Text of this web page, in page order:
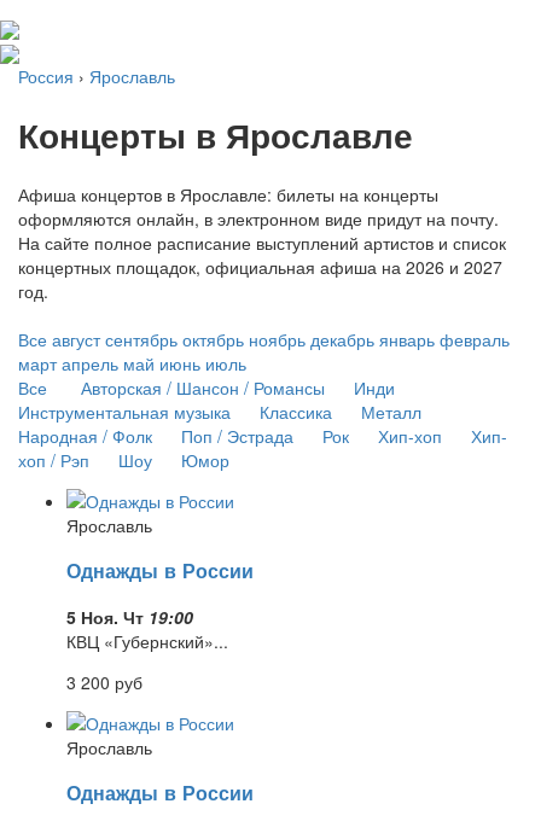
Россия › Ярославль
Концерты в Ярославле
Афиша концертов в Ярославле: билеты на концерты
оформляются онлайн, в электронном виде придут на почту.
На сайте полное расписание выступлений артистов и список
концертных площадок, официальная афиша на 2026 и 2027
год.
Все август сентябрь октябрь ноябрь декабрь январь февраль
март апрель май июнь июль
Все
Авторская / Шансон / Романсы
Инди
Инструментальная музыка
Классика
Металл
Народная / Фолк
Поп / Эстрада Рок Хип-хоп
Хип-
хоп / Рэп
Шоу Юмор
Ярославль
Однажды в России
5 Ноя. Чт 19:00
КВЦ «Губернский»...
3 200 руб
Ярославль
Однажды в России